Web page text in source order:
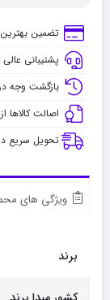
تضمین بهترین
پشتیبانی عالی ۲۴ ساعته، ۷ روز هفته
بازگشت وجه
اصالت کالاها
تحویل سریع
ویژگی های
برند